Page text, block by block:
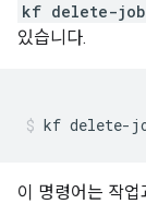
kf delete-job
있습니다.
kf delete-
이 명령어는 작